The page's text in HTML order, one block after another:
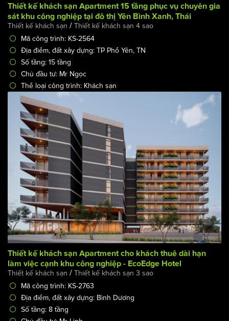
Thiết kế khách sạn Apartment 15 tầng phục vụ chuyên gia
sát khu công nghiệp tại đô thị Yên Bình Xanh, Thái
Nguyên
Thiết kế khách sạn/Thiết kế khách sạn 4 sao
Mã công trình: KS-2564
Địa điểm, đất xây dựng: TP Phổ Yên, TN
Số tầng: 15 tầng
Chủ đầu tư: Mr Ngọc
Thể loại công trình: Khách sạn